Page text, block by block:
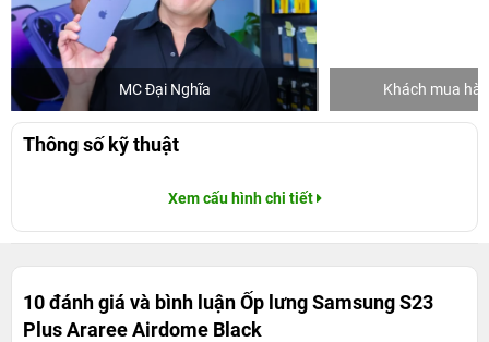
MC Đại Nghĩa Khách mua
Thông số kỹ thuật
Xem cấu hình chi tiết
10 đánh giá và bình luậnỐp lưng Samsung S23
Plus Araree Airdome Black